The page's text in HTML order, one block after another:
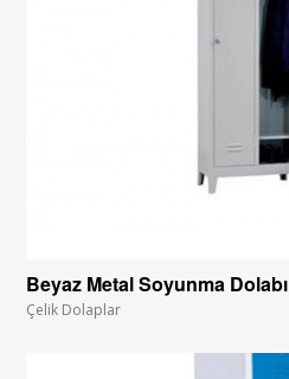
Beyaz Metal Soyunma Dolabı
Çelik Dolaplar